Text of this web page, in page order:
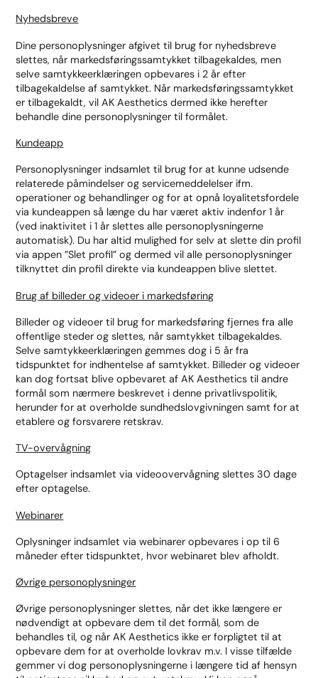
Nyhedsbreve
Dine personoplysninger afgivet til brug for nyhedsbreve
slettes, når markedsføringssamtykket tilbagekaldes, men
selve samtykkeerklæringen opbevares i 2 år efter
tilbagekaldelse af samtykket. Når markedsføringssamtykket
er tilbagekaldt, vil AK Aesthetics dermed ikke herefter
behandle dine personoplysninger til formålet.
Kundeapp
Personoplysninger indsamlet til brug for at kunne udsende
relaterede påmindelser og servicemeddelelser ifm.
operationer og behandlinger og for at opnå loyalitetsfordele
via kundeappen så længe du har været aktiv indenfor 1 år
(ved inaktivitet i 1 år slettes alle personoplysningerne
automatisk). Du har altid mulighed for selv at slette din profil
via appen ”Slet profil” og dermed vil alle personoplysninger
tilknyttet din profil direkte via kundeappen blive slettet.
Brug af billeder og videoer i markedsføring
Billeder og videoer til brug for markedsføring fjernes fra alle
offentlige steder og slettes, når samtykket tilbagekaldes.
Selve samtykkeerklæringen gemmes dog i 5 år fra
tidspunktet for indhentelse af samtykket. Billeder og videoer
kan dog fortsat blive opbevaret af AK Aesthetics til andre
formål som nærmere beskrevet i denne privatlivspolitik,
herunder for at overholde sundhedslovgivningen samt for at
etablere og forsvarere retskrav.
TV-overvågning
Optagelser indsamlet via videoovervågning slettes 30 dage
efter optagelse.
Webinarer
Oplysninger indsamlet via webinarer opbevares i op til 6
måneder efter tidspunktet, hvor webinaret blev afholdt.
Øvrige personoplysninger
Øvrige personoplysninger slettes, når det ikke længere er
nødvendigt at opbevare dem til det formål, som de
behandles til, og når AK Aesthetics ikke er forpligtet til at
opbevare dem for at overholde lovkrav m.v. I visse tilfælde
gemmer vi dog personoplysningerne i længere tid af hensyn